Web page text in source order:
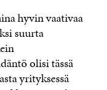
hyvin vaativaa
suurta
olisi tässä
yrityksessä